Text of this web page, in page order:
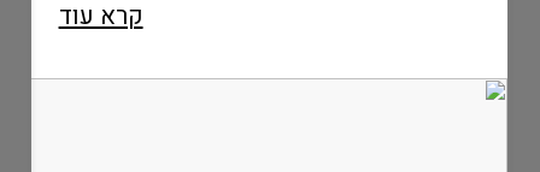
קרא עוד